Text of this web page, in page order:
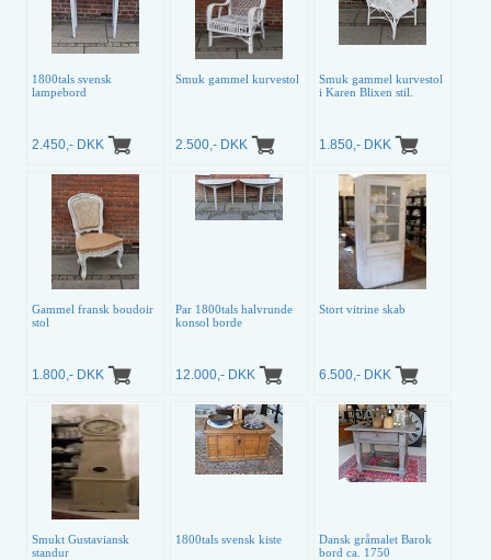
1800tals svensk
lampebord
2.450,- DKK
Smuk gammel kurvestol
2.500,- DKK
Smuk gammel kurvestol
i Karen Blixen stil.
1.850,- DKK
Gammel fransk boudoir
stol
1.800,- DKK
Par 1800tals halvrunde
konsol borde
12.000,- DKK
Stort vitrine skab
6.500,- DKK
Smukt Gustaviansk
standur
1800tals svensk kiste
Dansk gråmalet Barok
bord ca. 1750